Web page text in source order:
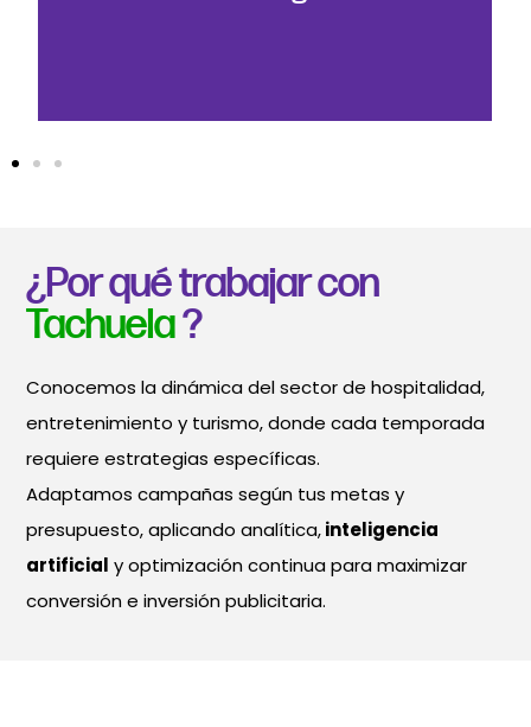
¿Por qué trabajar con
Tachuela?
Conocemos la dinámica del sector de hospitalidad,
entretenimiento y turismo, donde cada temporada
requiere estrategias específicas.
Adaptamos campañas según tus metas y
presupuesto, aplicando analítica,inteligencia
artificial y optimización continua para maximizar
conversión e inversión publicitaria.